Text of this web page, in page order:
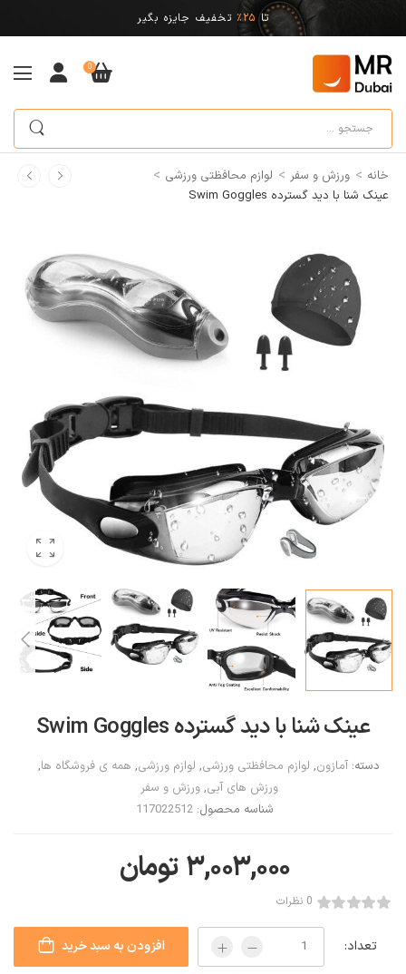
تا 25% تخفیف جایزه بگیر
0
خانه > ورزش و سفر > لوازم محافظتی ورزشی >
عینک شنا با دید گسترده Swim Goggles
عینک شنا با دید گسترده Swim Goggles
دسته: آمازون, لوازم محافظتی ورزشی, لوازم ورزشی, همه ی فروشگاه ها,
ورزش های آبی,ورزش و سفر
شناسه محصول:117022512
۳,۰۰۳,۰۰۰ تومان
0 نظرات
تعداد: افزودن به سبد خرید